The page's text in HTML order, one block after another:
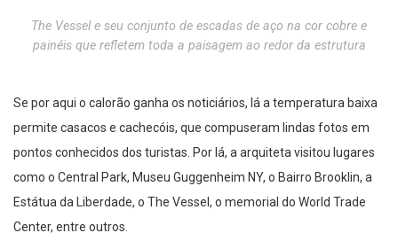
The Vessel e seu conjunto de escadas de aço na cor cobre e
painéis que refletem toda a paisagem ao redor da estrutura
Se por aqui o calorão ganha os noticiários, lá a temperatura baixa
permite casacos e cachecóis, que compuseram lindas fotos em
pontos conhecidos dos turistas. Por lá, a arquiteta visitou lugares
como o Central Park, Museu Guggenheim NY, o Bairro Brooklin, a
Estátua da Liberdade, o The Vessel, o memorial do World Trade
Center, entre outros.